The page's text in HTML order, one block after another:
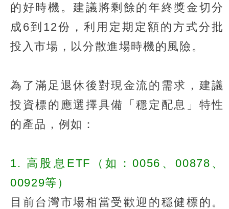
的好時機。建議將剩餘的年終獎金切分
成6到12份，利用定期定額的方式分批
投入市場，以分散進場時機的風險。
為了滿足退休後對現金流的需求，建議
投資標的應選擇具備「穩定配息」特性
的產品，例如：
1. 高股息ETF（如：0056、00878、
00929等）
目前台灣市場相當受歡迎的穩健標的。